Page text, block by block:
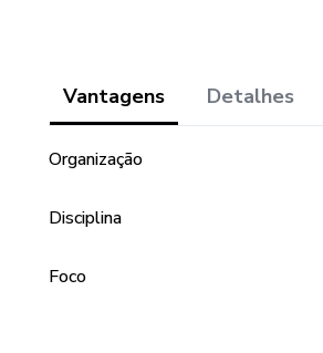
Vantagens Detalhes
Organização
Disciplina
Foco